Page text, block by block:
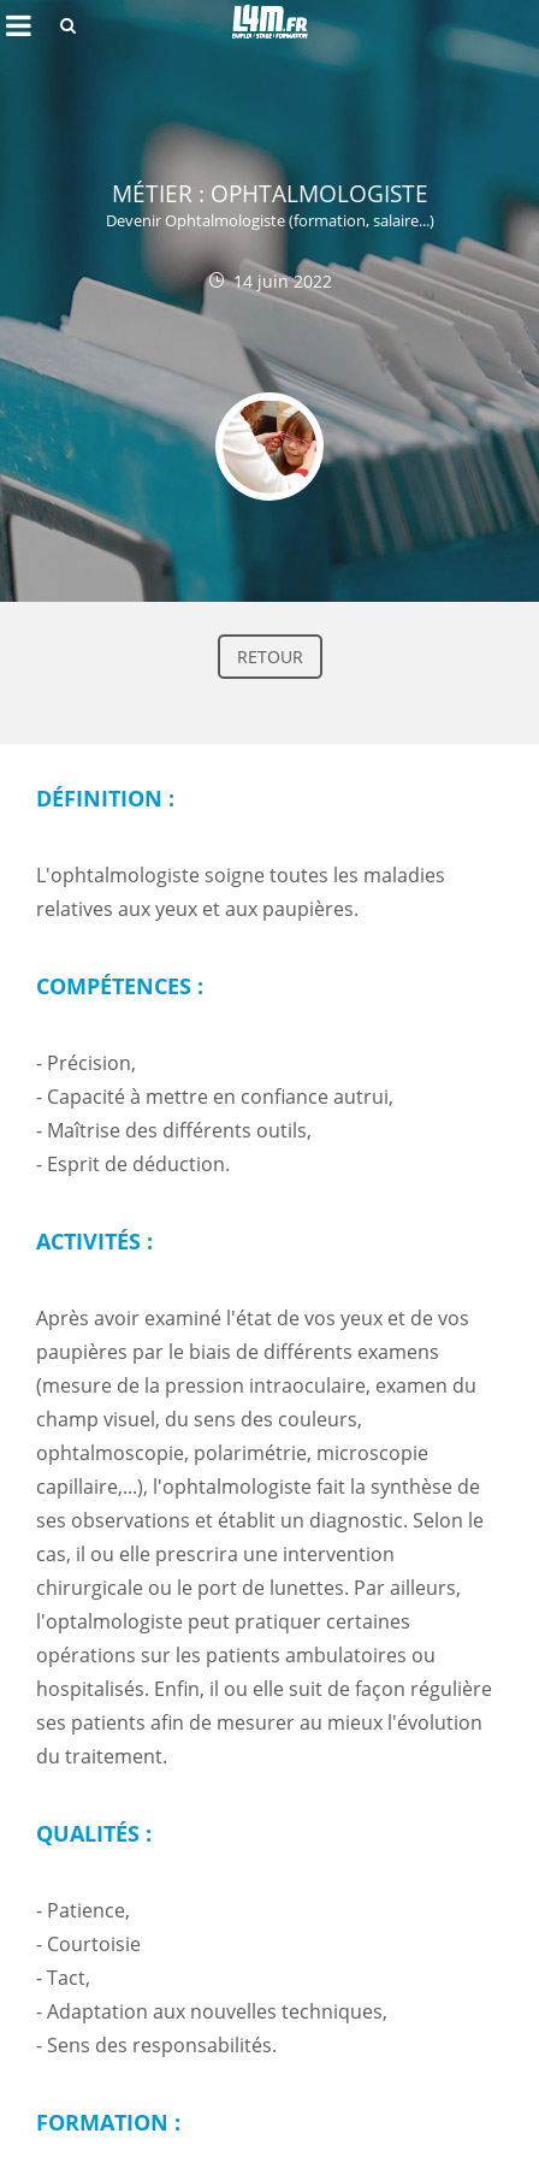
Annuler
RETOUR
MÉTIER : OPHTALMOLOGISTE
Devenir Ophtalmologiste (formation, salaire...)
14 juin 2022
DÉFINITION :
L'ophtalmologiste soigne toutes les maladies
relatives aux yeux et aux paupières.
COMPÉTENCES :
- Précision,
- Capacité à mettre en confiance autrui,
- Maîtrise des différents outils,
- Esprit de déduction.
ACTIVITÉS :
Après avoir examiné l'état de vos yeux et de vos
paupières par le biais de différents examens
(mesure de la pression intraoculaire, examen du
champ visuel, du sens des couleurs,
ophtalmoscopie, polarimétrie, microscopie
capillaire,...), l'ophtalmologiste fait la synthèse de
ses observations et établit un diagnostic. Selon le
cas, il ou elle prescrira une intervention
chirurgicale ou le port de lunettes. Par ailleurs,
l'optalmologiste peut pratiquer certaines
opérations sur les patients ambulatoires ou
hospitalisés. Enfin, il ou elle suit de façon régulière
ses patients afin de mesurer au mieux l'évolution
du traitement.
QUALITÉS :
- Patience,
- Courtoisie
- Tact,
- Adaptation aux nouvelles techniques,
- Sens des responsabilités.
FORMATION :